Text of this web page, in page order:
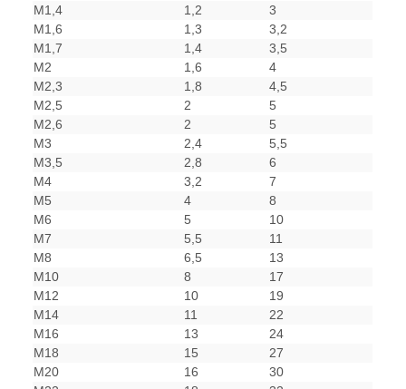
M1,4
1,2
3
M1,6
1,3
3,2
M1,7
1,4
3,5
M2
1,6
4
M2,3
1,8
4,5
M2,5
2
5
M2,6
2
5
M3
2,4
5,5
M3,5
2,8
6
M4
3,2
7
M5
4
8
M6
5
10
M7
5,5
11
M8
6,5
13
M10
8
17
M12
10
19
M14
11
22
M16
13
24
M18
15
27
M20
16
30